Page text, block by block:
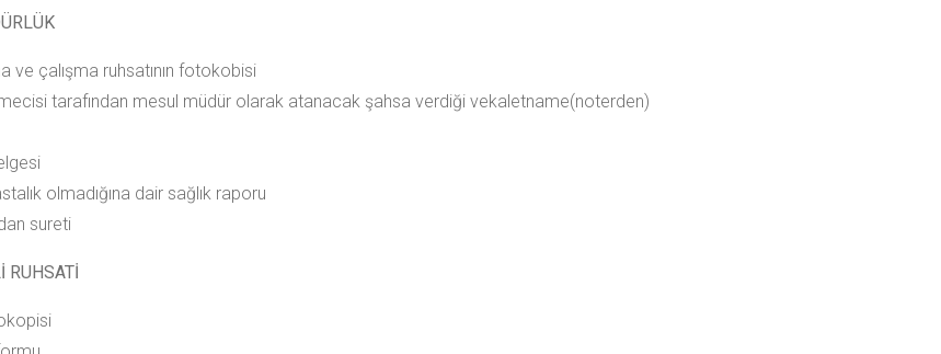
ve çalışma ruhsatının fotokobisi
tarafından mesul müdür olarak atanacak şahsa verdiği vekaletname(noterden)
olmadığına dair sağlık raporu
sureti
RUHSATİ